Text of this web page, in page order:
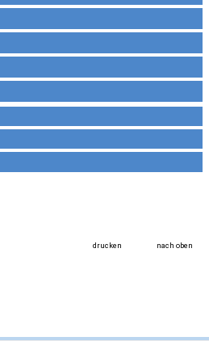
drucken nach oben